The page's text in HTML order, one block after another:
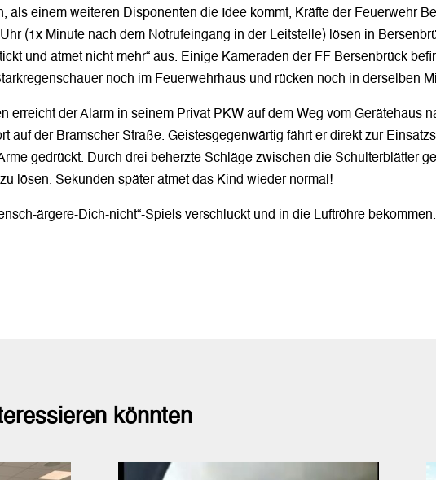
als einem weiteren Disponenten die Idee kommt, Kräfte der Feuerwehr
(1x Minute nach dem Notrufeingang in der Leitstelle) lösen in
und atmet nicht mehr“ aus. Einige Kameraden der FF Bersenbrück
noch im Feuerwehrhaus und rücken noch in derselben
erreicht der Alarm in seinem Privat PKW auf dem Weg vom Gerätehaus
auf der Bramscher Straße. Geistesgegenwärtig fährt er direkt zur
gedrückt. Durch drei beherzte Schläge zwischen die Schulterblätter
lösen. Sekunden später atmet das Kind wieder normal!
ärgere-Dich-nicht“-Spiels verschluckt und in die Luftröhre
könnten